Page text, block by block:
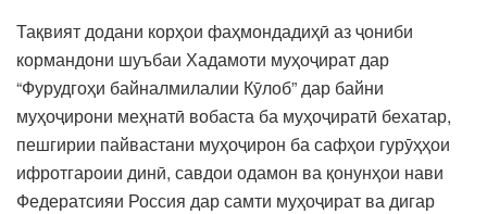
Тақвият додани корҳои фаҳмондадиҳӣ аз ҷониби
кормандони шуъбаи Хадамоти муҳоҷират дар
“Фурудгоҳи байналмилалии Кӯлоб” дар байни
муҳоҷирони меҳнатӣ вобаста ба муҳоҷиратӣ бехатар,
пешгирии пайвастани муҳоҷирон ба сафҳои гурӯҳҳои
ифротгароии динӣ, савдои одамон ва қонунҳои нави
Федератсияи Россия дар самти муҳоҷират ва дигар